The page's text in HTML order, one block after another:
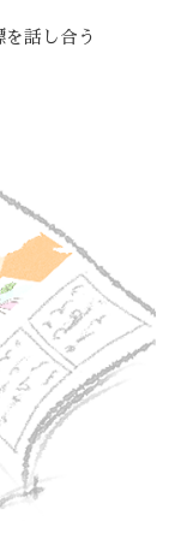
を話し合う